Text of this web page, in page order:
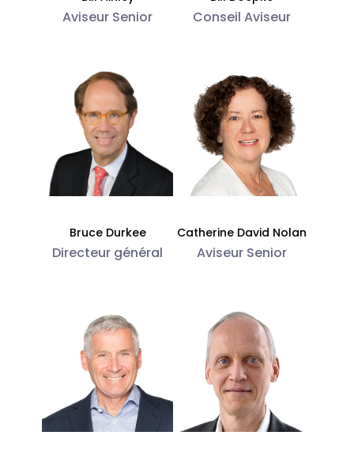
Aviseur Senior Conseil Aviseur
Bruce Durkee
Directeur général
Catherine David Nolan
Aviseur Senior